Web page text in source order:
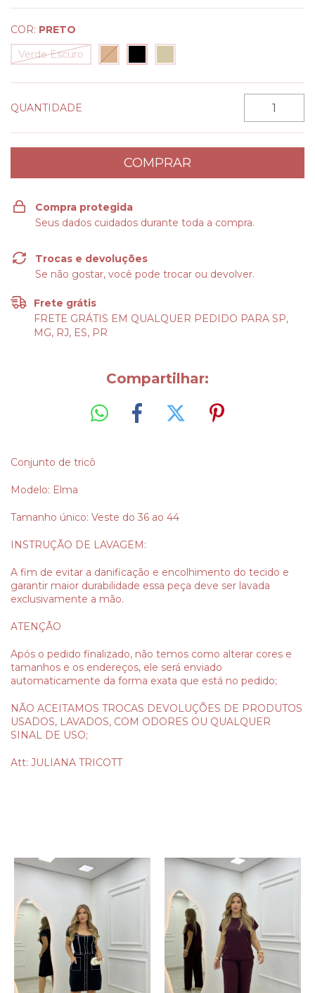
COR: PRETO
Verde Escuro
QUANTIDADE
Compra protegida
Seus dados cuidados durante toda a compra.
Trocas e devoluções
Se não gostar, você pode trocar ou devolver.
Frete grátis
FRETE GRÁTIS EM QUALQUER PEDIDO PARA SP,
MG, RJ, ES, PR
Compartilhar:
Conjunto de tricô
Modelo: Elma
Tamanho único: Veste do 36 ao 44
INSTRUÇÃO DE LAVAGEM:
A fim de evitar a danificação e encolhimento do tecido e
garantir maior durabilidade essa peça deve ser lavada
exclusivamente a mão.
ATENÇÃO
Após o pedido finalizado, não temos como alterar cores e
tamanhos e os endereços, ele será enviado
automaticamente da forma exata que está no pedido;
NÃO ACEITAMOS TROCAS DEVOLUÇÕES DE PRODUTOS
USADOS, LAVADOS, COM ODORES OU QUALQUER
SINAL DE USO;
Att: JULIANA TRICOTT